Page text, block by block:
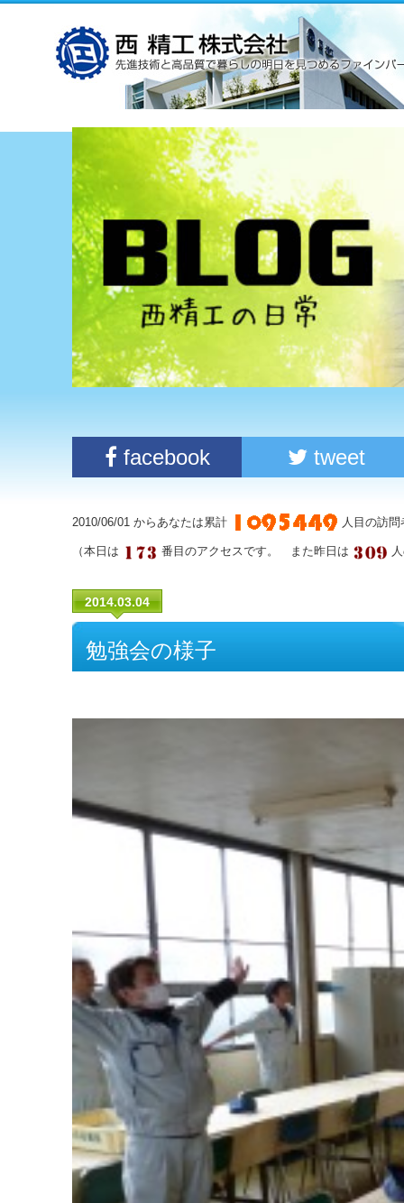
facebook tweet
2010/06/01 からあなたは累計 人目の訪
（本日は 番目のアクセスです。 また昨日は
2014.03.04
勉強会の様子